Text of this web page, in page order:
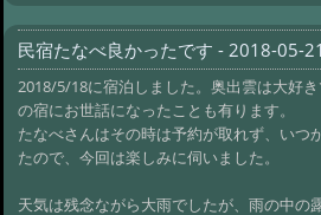
民宿たなべ良かったです - 2018-05-
2018/5/18に宿泊しました。奥出雲は大好
の宿にお世話になったことも有ります。
たなべさんはその時は予約が取れず、いつ
たので、今回は楽しみに伺いました。
天気は残念ながら大雨でしたが、雨の中の